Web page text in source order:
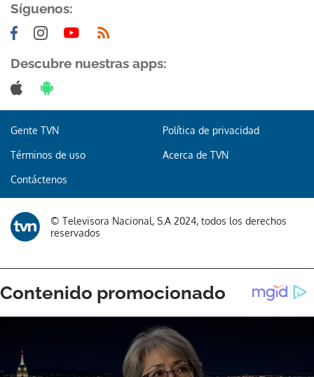
Síguenos:
Descubre nuestras apps:
Gente TVN Política de privacidad
Términos de uso Acerca de TVN
Contáctenos
© Televisora Nacional, S.A 2024, todos los derechos
reservados